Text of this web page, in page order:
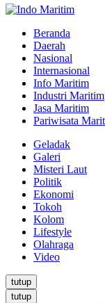
Beranda
Daerah
Nasional
Internasional
Info Maritim
Industri Maritim
Jasa Maritim
Pariwisata
Geladak
Galeri
Misteri Laut
Politik
Ekonomi
Tokoh
Kolom
Lifestyle
Olahraga
Video
tutup
tutup